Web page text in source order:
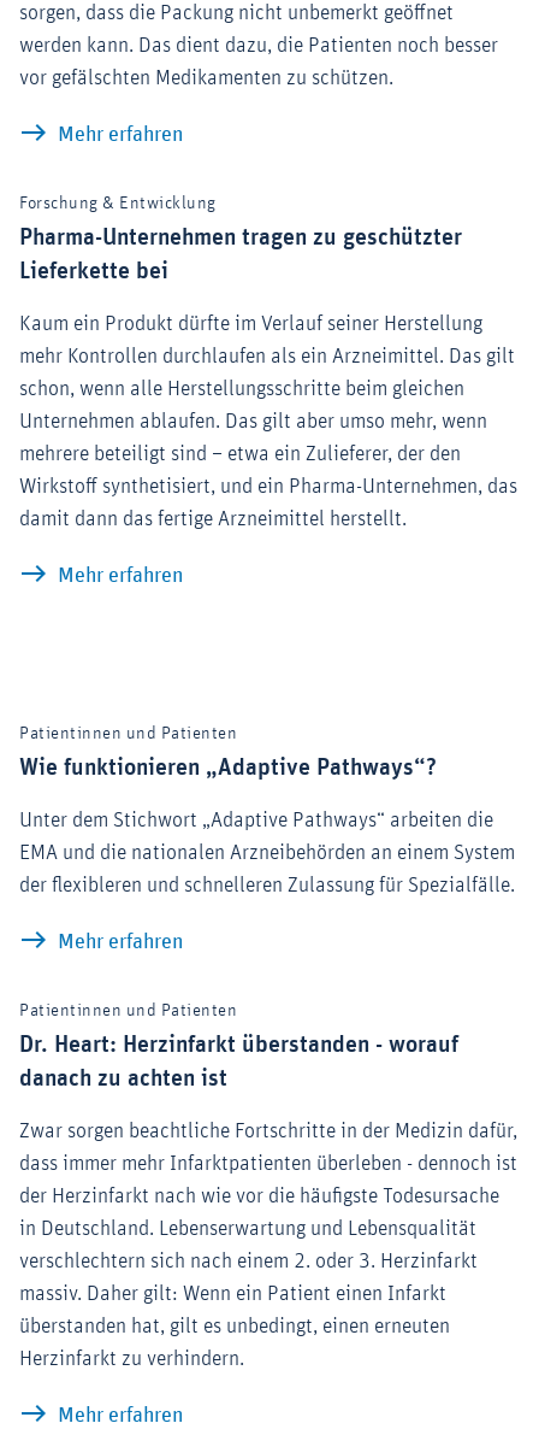
sorgen, dass die Packung nicht unbemerkt geöffnet
werden kann. Das dient dazu, die Patienten noch besser
vor gefälschten Medikamenten zu schützen.
Mehr erfahren
Forschung & Entwicklung
Pharma-Unternehmen tragen zu geschützter
Lieferkette bei
Kaum ein Produkt dürfte im Verlauf seiner Herstellung
mehr Kontrollen durchlaufen als ein Arzneimittel. Das gilt
schon, wenn alle Herstellungsschritte beim gleichen
Unternehmen ablaufen. Das gilt aber umso mehr, wenn
mehrere beteiligt sind – etwa ein Zulieferer, der den
Wirkstoff synthetisiert, und ein Pharma-Unternehmen, das
damit dann das fertige Arzneimittel herstellt.
Mehr erfahren
Patientinnen und Patienten
Wie funktionieren „Adaptive Pathways“?
Unter dem Stichwort „Adaptive Pathways“ arbeiten die
EMA und die nationalen Arzneibehörden an einem System
der flexibleren und schnelleren Zulassung für Spezialfälle.
Mehr erfahren
Patientinnen und Patienten
Dr. Heart: Herzinfarkt überstanden - worauf
danach zu achten ist
Zwar sorgen beachtliche Fortschritte in der Medizin dafür,
dass immer mehr Infarktpatienten überleben - dennoch ist
der Herzinfarkt nach wie vor die häufigste Todesursache
in Deutschland. Lebenserwartung und Lebensqualität
verschlechtern sich nach einem 2. oder 3. Herzinfarkt
massiv. Daher gilt: Wenn ein Patient einen Infarkt
überstanden hat, gilt es unbedingt, einen erneuten
Herzinfarkt zu verhindern.
Mehr erfahren